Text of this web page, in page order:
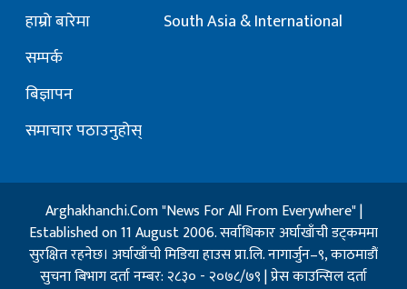
हाम्रो बारेमा
सम्पर्क
बिज्ञापन
समाचार पठाउनुहोस्
South Asia & International
Arghakhanchi.Com "News For All From Everywhere" |
Established on 11 August 2006. सर्वाधिकार अर्घाखाँची डट्कममा
सुरक्षित रहनेछ। अर्घाखाँची मिडिया हाउस प्रा.लि. नागार्जुन–९, काठमाडौं
सुचना बिभाग दर्ता नम्बर: २८३० - २०७८/७९ | प्रेस काउन्सिल दर्ता